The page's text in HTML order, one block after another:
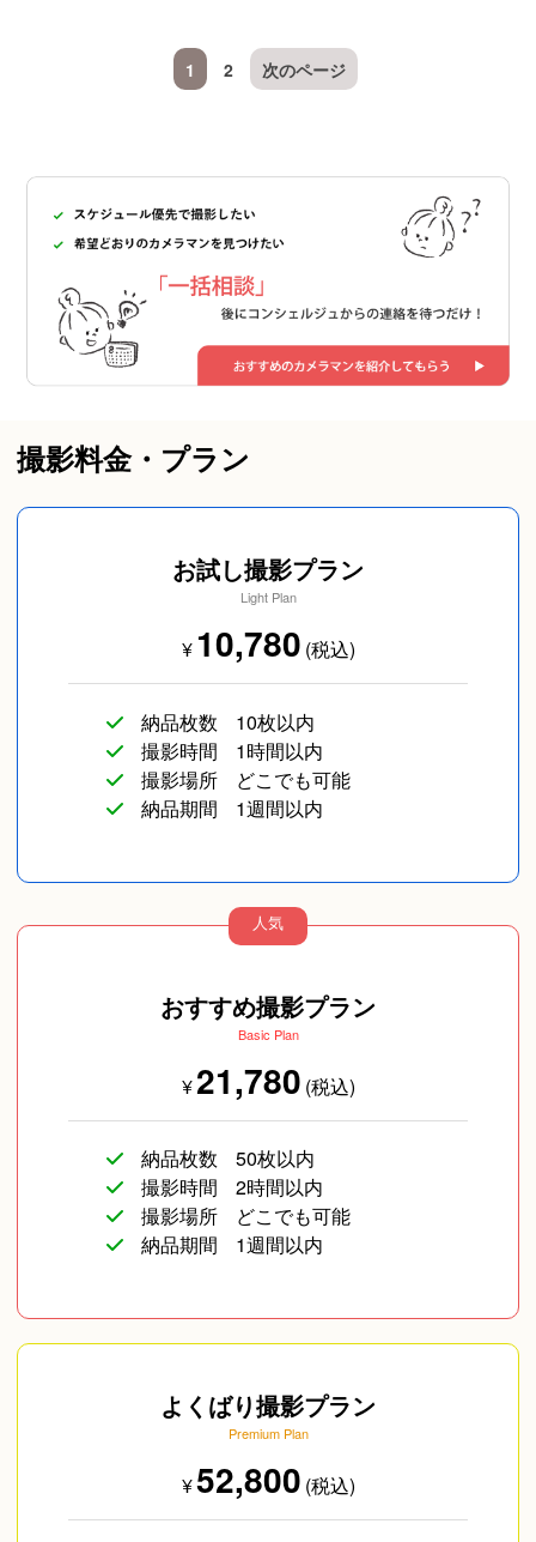
1 2 次のページ
撮影料金・プラン
お試し撮影プラン
Light Plan
¥10,780 (税込)
納品枚数
10枚以内
撮影時間
1時間以内
撮影場所
どこでも可能
納品期間
1週間以内
人気
おすすめ撮影プラン
Basic Plan
¥21,780 (税込)
納品枚数
50枚以内
撮影時間
2時間以内
撮影場所
どこでも可能
納品期間
1週間以内
よくばり撮影プラン
Premium Plan
¥52,800 (税込)